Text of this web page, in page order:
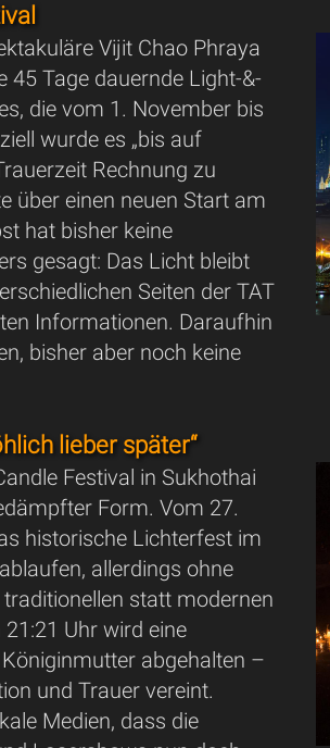
Vijit Chao Phraya
45 Tage dauernde Light-&-
die vom 1. November bis
wurde es „bis auf
Rechnung zu
über einen neuen Start am
hat bisher keine
gesagt: Das Licht bleibt
Seiten der TAT
Informationen. Daraufhin
bisher aber noch keine
lieber später“
Festival in Sukhothai
Form. Vom 27.
historische Lichterfest im
allerdings ohne
statt modernen
Uhr wird eine
abgehalten –
und Trauer vereint.
Medien, dass die